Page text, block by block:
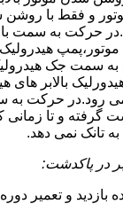
و فقط با
حرکت به سمت بالا
سمت جک
بالابر های
رود.در حرکت به
گرفته و تا زمانی
به تانک نمی دهد.
در پاکدشت:
بازدید و تعمیر